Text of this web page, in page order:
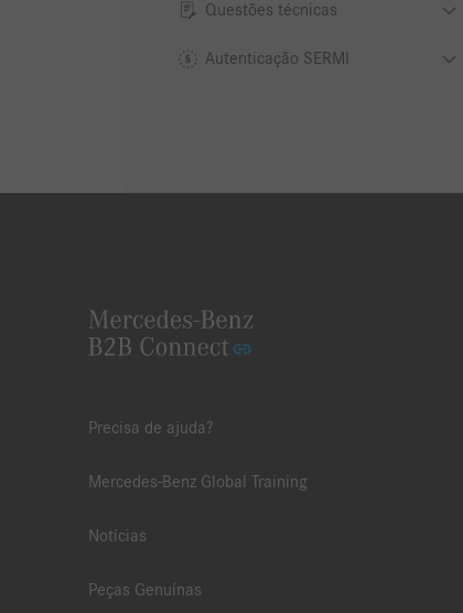
Questões técnicas
Autenticação SERMI
Precisa de ajuda?
Mercedes-Benz Global Training
Notícias
Peças Genuínas